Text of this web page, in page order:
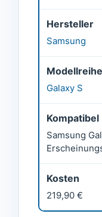
Hersteller
Samsung
Modellreihe
Galaxy S
Kompatibel
Samsung
Kosten
219,90 €